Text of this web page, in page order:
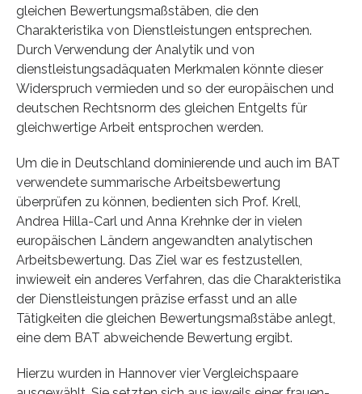
gleichen Bewertungsmaßstäben, die den
Charakteristika von Dienstleistungen entsprechen.
Durch Verwendung der Analytik und von
dienstleistungsadäquaten Merkmalen könnte dieser
Widerspruch vermieden und so der europäischen und
deutschen Rechtsnorm des gleichen Entgelts für
gleichwertige Arbeit entsprochen werden.
Um die in Deutschland dominierende und auch im BAT
verwendete summarische Arbeitsbewertung
überprüfen zu können, bedienten sich Prof. Krell,
Andrea Hilla-Carl und Anna Krehnke der in vielen
europäischen Ländern angewandten analytischen
Arbeitsbewertung. Das Ziel war es festzustellen,
inwieweit ein anderes Verfahren, das die Charakteristika
der Dienstleistungen präzise erfasst und an alle
Tätigkeiten die gleichen Bewertungsmaßstäbe anlegt,
eine dem BAT abweichende Bewertung ergibt.
Hierzu wurden in Hannover vier Vergleichspaare